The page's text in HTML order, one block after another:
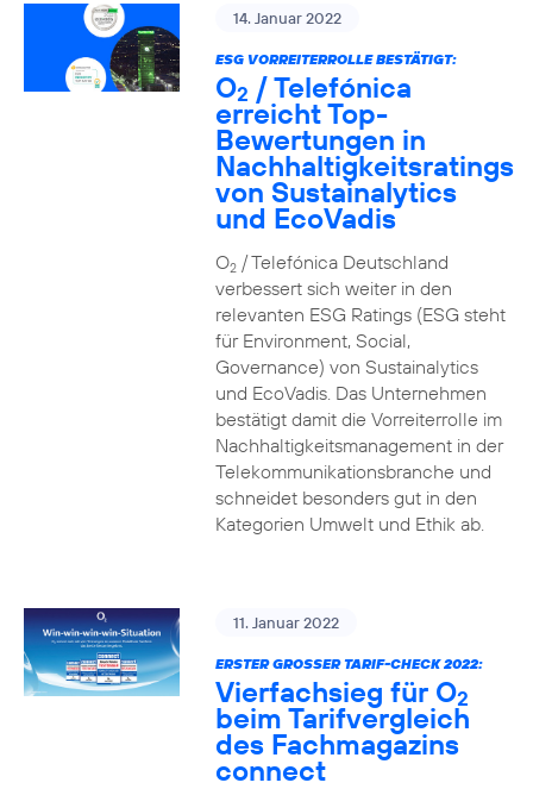
14. Januar 2022
ESG VORREITERROLLE BESTÄTIGT:
O2 / Telefónica
erreicht Top-
Bewertungen in
Nachhaltigkeitsratings
von Sustainalytics
und EcoVadis
O2/ Telefónica Deutschland
verbessert sich weiter in den
relevanten ESG Ratings (ESG steht
für Environment, Social,
Governance) von Sustainalytics
und EcoVadis. Das Unternehmen
bestätigt damit die Vorreiterrolle im
Nachhaltigkeitsmanagement in der
Telekommunikationsbranche und
schneidet besonders gut in den
Kategorien Umwelt und Ethik ab.
11. Januar 2022
ERSTER GROSSER TARIF-CHECK 2022:
Vierfachsieg für O2
beim Tarifvergleich
des Fachmagazins
connect